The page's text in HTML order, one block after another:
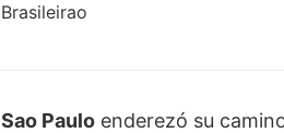
Sao Paulo enderezó su